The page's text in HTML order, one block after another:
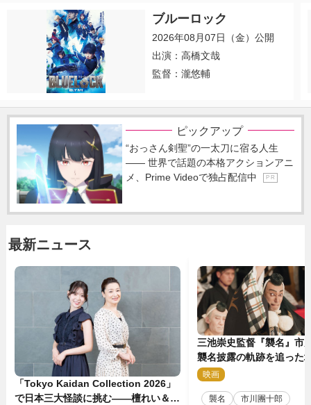
ブルーロック
2026年08月07日（金）公開
出演：高橋文哉
監督：瀧悠輔
ピックアップ
“おっさん剣聖”の一太刀に宿る人生
―― 世界で話題の本格アクションアニ
メ、Prime Videoで独占配信中
P R
最新ニュース
「Tokyo Kaidan Collection 2026」
で日本三大怪談に挑む――檀れい＆阪
三池崇史監督『襲名』市
襲名披露の軌跡を追った
点解禁！
映画
襲名 市川團十郎